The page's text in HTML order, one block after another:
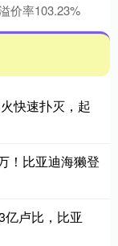
价率103.23%
快速扑灭，起
！比亚迪海獭登
卢比，比亚